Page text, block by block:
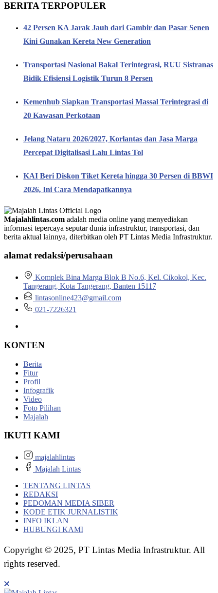
BERITA TERPOPULER
42 Persen KA Jarak Jauh dari Gambir dan Pasar Senen
Kini Gunakan Kereta New Generation
Transportasi Nasional Bakal Terintegrasi, RUU Sistranas
Bidik Efisiensi Logistik Turun 8 Persen
Kemenhub Siapkan Transportasi Massal Terintegrasi di
20 Kawasan Perkotaan
Jelang Nataru 2026/2027, Korlantas dan Jasa Marga
Percepat Digitalisasi Lalu Lintas Tol
KAI Beri Diskon Tiket Kereta hingga 30 Persen di BBWI
2026, Ini Cara Mendapatkannya
Majalahlintas.com adalah media online yang menyediakan
informasi tepercaya seputar dunia infrastruktur, transportasi, dan
berita aktual lainnya, diterbitkan oleh PT Lintas Media Infrastruktur.
alamat redaksi/perusahaan
Komplek Bina Marga Blok B No.6, Kel. Cikokol, Kec.
Tangerang, Kota Tangerang, Banten 15117
lintasonline423@gmail.com
021-7226321
KONTEN
Berita
Fitur
Profil
Infografik
Video
Foto Pilihan
Majalah
IKUTI KAMI
majalahlintas
Majalah Lintas
TENTANG LINTAS
REDAKSI
PEDOMAN MEDIA SIBER
KODE ETIK JURNALISTIK
INFO IKLAN
HUBUNGI KAMI
Copyright © 2025, PT Lintas Media Infrastruktur. All
rights reserved.